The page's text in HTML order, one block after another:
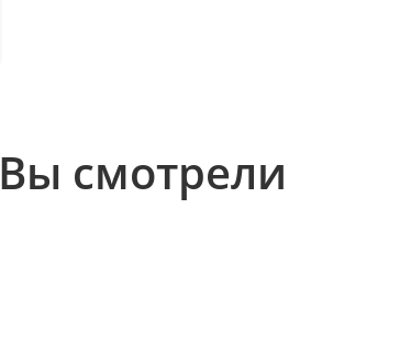
Вы смотрели